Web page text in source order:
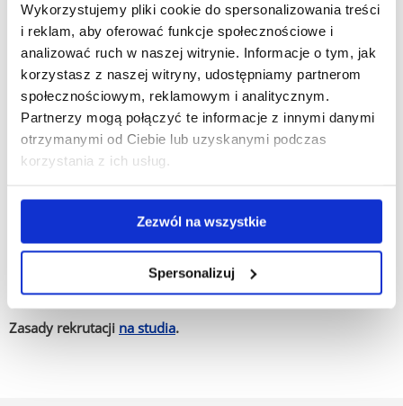
Wykorzystujemy pliki cookie do spersonalizowania treści
i reklam, aby oferować funkcje społecznościowe i
analizować ruch w naszej witrynie. Informacje o tym, jak
korzystasz z naszej witryny, udostępniamy partnerom
społecznościowym, reklamowym i analitycznym.
Partnerzy mogą połączyć te informacje z innymi danymi
otrzymanymi od Ciebie lub uzyskanymi podczas
korzystania z ich usług.
Zezwól na wszystkie
Spersonalizuj
i centrami R&D, przygotowuje absolwentów do pracy
w najbardziej pożądanych zawodach współczesnego rynku.
Po ukończeniu studiów możesz podjąć pracę jako inżynier
sztucznej inteligencji lub uczenia maszynowego (ML Engineer),
analityk danych, programista systemów inteligentnych czy
specjalista ds. wdrażania rozwiązań AI. Znajdziesz
zatrudnienie w firmach technologicznych, medtech,
ośrodkach badawczych oraz nowoczesnych zakładach
Sztuczna inteligencja na UR – zdobądź zawód inżyniera i stań
się twórcą technologii, które zdefiniują nową erę systemów
inteligentnych i uczenia maszynowego!
Zasady rekrutacji na studia.